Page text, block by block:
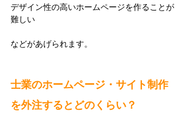
デザイン性の高いホームページを作ることが
難しい
などがあげられます。
士業のホームページ・サイト制作
を外注するとどのくらい？